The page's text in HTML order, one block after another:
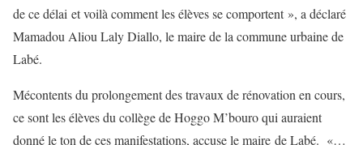
de ce délai et voilà comment les élèves se comportent », a déclaré
Mamadou Aliou Laly Diallo, le maire de la commune urbaine de
Labé.
Mécontents du prolongement des travaux de rénovation en cours,
ce sont les élèves du collège de Hoggo M’bouro qui auraient
donné le ton de ces manifestations, accuse le maire de Labé. «…